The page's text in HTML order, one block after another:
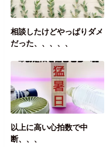
相談したけどやっぱりダメ
だった、、、、、
以上に高い心拍数で中
断、、、